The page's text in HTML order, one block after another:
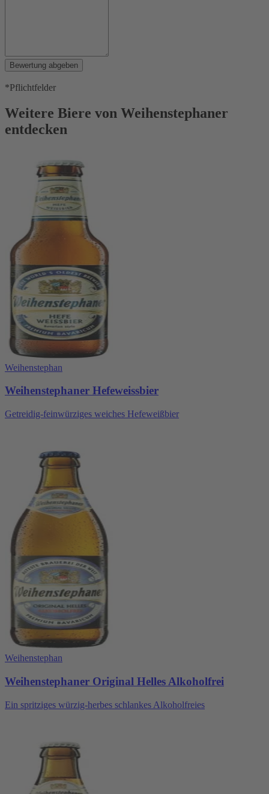
Bewertung abgeben
*Pflichtfelder
Weitere Biere von Weihenstephaner
entdecken
Weihenstephan
Weihenstephaner Hefeweissbier
Getreidig-feinwürziges weiches Hefeweißbier
Weihenstephan
Weihenstephaner Original Helles Alkoholfrei
Ein spritziges würzig-herbes schlankes Alkoholfreies